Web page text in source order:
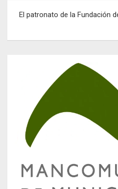
entradas
El patronato de la Fundación